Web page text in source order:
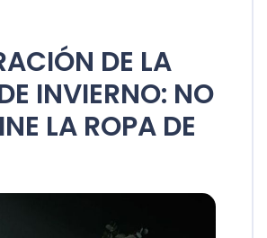
DE LA
INVIERNO: NO
LA ROPA DE